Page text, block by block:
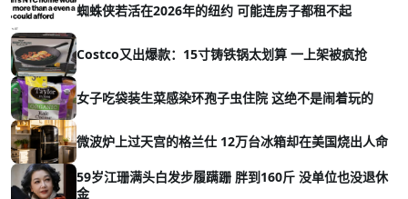
蜘蛛侠若活在2026年的纽约 可能连房子都租不起
Costco又出爆款：15寸铸铁锅太划算 一上架被疯抢
女子吃袋装生菜感染环孢子虫住院 这绝不是闹着玩的
微波炉上过天宫的格兰仕 12万台冰箱却在美国烧出人命
59岁江珊满头白发步履蹒跚 胖到160斤 没单位也没退休
金